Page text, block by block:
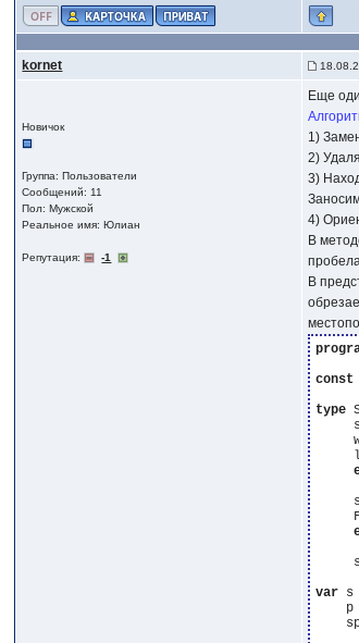
kornet
Новичок
Группа: Пользователи
Сообщений: 11
Пол: Мужской
Реальное имя: Юлиан
Репутация: -1
Еще
1)
2)
3)
4)
В
В
const
type
var
p